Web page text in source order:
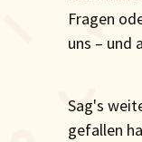
Fragen
uns – und
Sag's
gefallen